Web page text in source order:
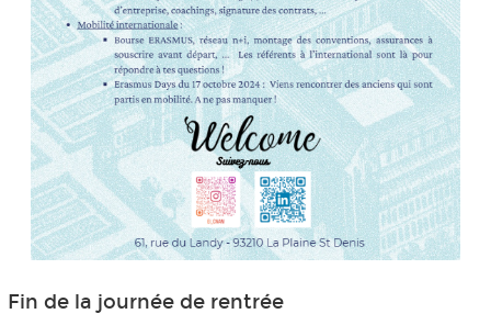
Fin de la journée de rentrée